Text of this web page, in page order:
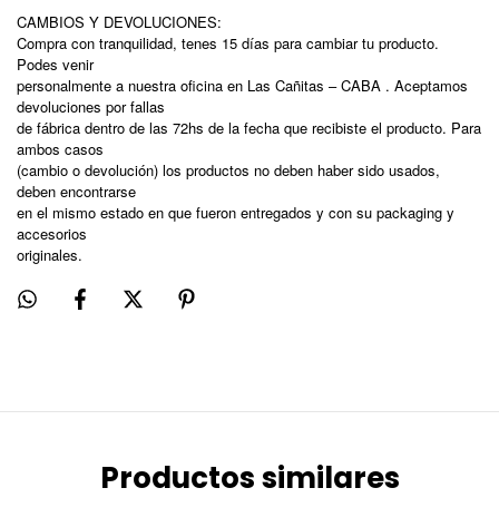
CAMBIOS Y DEVOLUCIONES:
Compra con tranquilidad, tenes 15 días para cambiar tu producto.
Podes venir
personalmente a nuestra oficina en Las Cañitas – CABA . Aceptamos
devoluciones por fallas
de fábrica dentro de las 72hs de la fecha que recibiste el producto. Para
ambos casos
(cambio o devolución) los productos no deben haber sido usados,
deben encontrarse
en el mismo estado en que fueron entregados y con su packaging y
accesorios
originales.
Productos similares